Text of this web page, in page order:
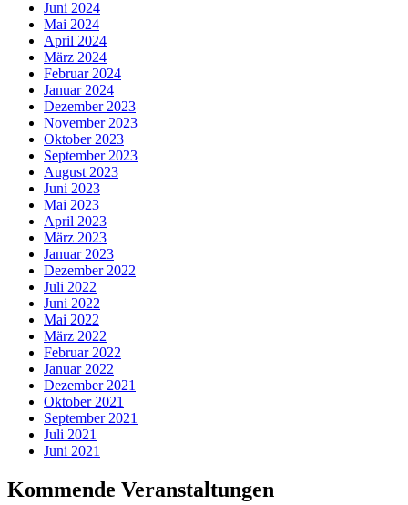
Juni 2024
Mai 2024
April 2024
März 2024
Februar 2024
Januar 2024
Dezember 2023
November 2023
Oktober 2023
September 2023
August 2023
Juni 2023
Mai 2023
April 2023
März 2023
Januar 2023
Dezember 2022
Juli 2022
Juni 2022
Mai 2022
März 2022
Februar 2022
Januar 2022
Dezember 2021
Oktober 2021
September 2021
Juli 2021
Juni 2021
Kommende Veranstaltungen